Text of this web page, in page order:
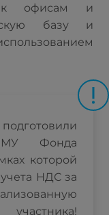
к офисам и
базу и
Фонда
которой
НДС за